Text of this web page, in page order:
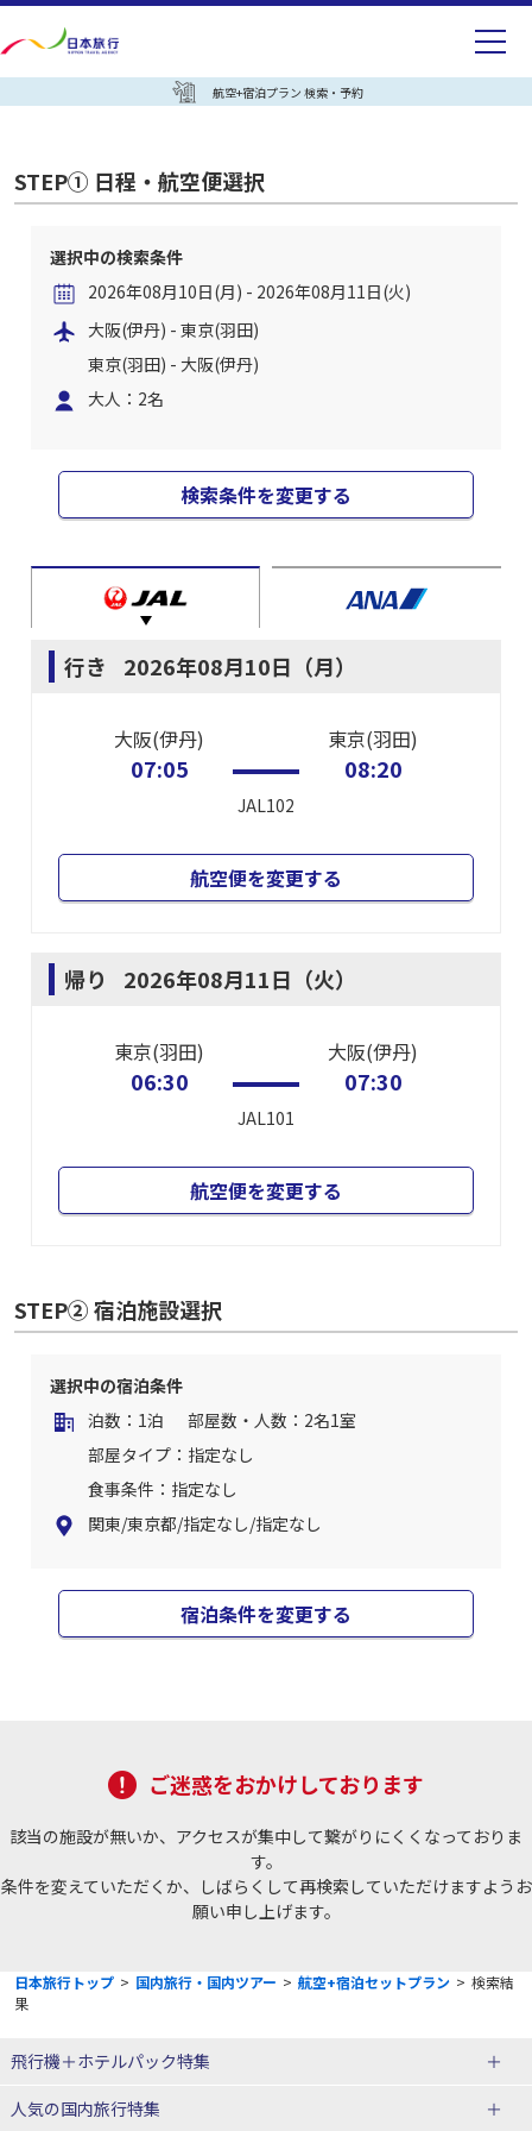
航空+宿泊プラン 検索・予約
STEP① 日程・航空便選択
選択中の検索条件
2026年08月10日(月) - 2026年08月11日(火)
大阪(伊丹) - 東京(羽田)
東京(羽田) - 大阪(伊丹)
大人：2名
検索条件を変更する
行き 2026年08月10日（月）
大阪(伊丹)
07:05
JAL102
東京(羽田)
08:20
航空便を変更する
帰り 2026年08月11日（火）
東京(羽田)
06:30
JAL101
大阪(伊丹)
07:30
航空便を変更する
STEP② 宿泊施設選択
選択中の宿泊条件
泊数：1泊
部屋数・人数：2名1室
部屋タイプ：指定なし
食事条件：指定なし
関東/東京都/指定なし/指定なし
宿泊条件を変更する
ご迷惑をおかけしております
該当の施設が無いか、アクセスが集中して繋がりにくくなっておりま
す。
条件を変えていただくか、しばらくして再検索していただけますようお
願い申し上げます。
日本旅行トップ > 国内旅行・国内ツアー > 航空+宿泊セットプラン > 検索結
果
飛行機＋ホテルパック特集
赤い風船ダイナミックパッケージ
ＪＡＬで行く飛行機+ホテルパック
人気の国内旅行特集